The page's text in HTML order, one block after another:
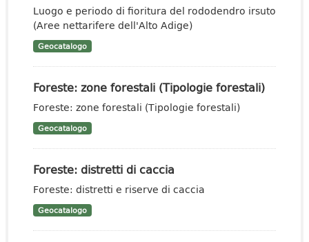
Luogo e periodo di fioritura del rododendro irsuto
(Aree nettarifere dell'Alto Adige)
Geocatalogo
Foreste: zone forestali (Tipologie forestali)
Foreste: zone forestali (Tipologie forestali)
Geocatalogo
Foreste: distretti di caccia
Foreste: distretti e riserve di caccia
Geocatalogo